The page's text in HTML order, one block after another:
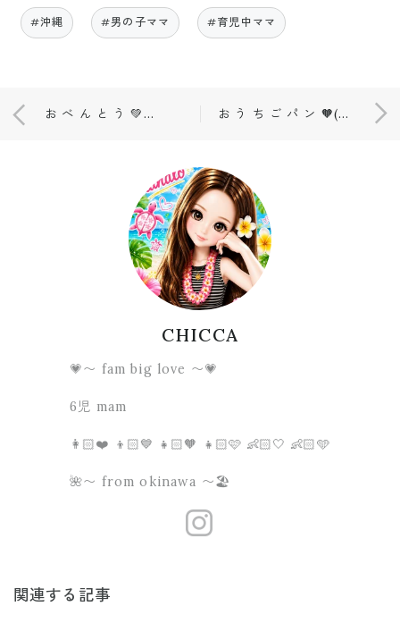
#沖縄 #男の子ママ #育児中ママ
お べ ん と う 💚(📸) お う ち ご パ ン 🧡(📸)
CHICCA
💗〜 fam big love 〜💗
6児 mam
👩🏻❤️ 👦🏻💙 👧🏻🧡 👧🏻🩷 👶🏻🤍 👶🏻🩵
🌺〜 from okinawa 〜🏖
関連する記事